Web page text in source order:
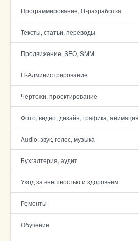
Программирование, IT-разработка
Тексты, статьи, переводы
Продвижение, SEO, SMM
IT-Администрирование
Чертежи, проектирование
Фото, видео, дизайн, графика, анимация
Audio, звук, голос, музыка
Бухгалтерия, аудит
Уход за внешностью и здоровьем
Ремонты
Обучение